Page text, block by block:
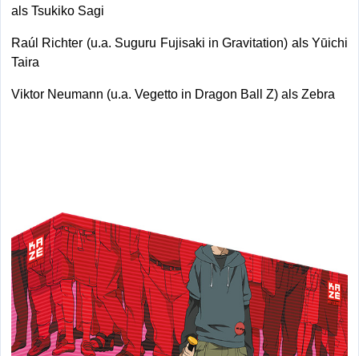
als Tsukiko Sagi
Raúl Richter (u.a. Suguru Fujisaki in Gravitation) als Yūichi
Taira
Viktor Neumann (u.a. Vegetto in Dragon Ball Z) als Zebra